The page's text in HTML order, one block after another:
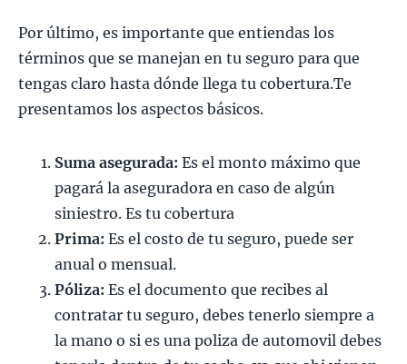
Por último, es importante que entiendas los
términos que se manejan en tu seguro para que
tengas claro hasta dónde llega tu cobertura.Te
presentamos los aspectos básicos.
Suma asegurada: Es el monto máximo que
pagará la aseguradora en caso de algún
siniestro. Es tu cobertura
Prima: Es el costo de tu seguro, puede ser
anual o mensual.
Póliza: Es el documento que recibes al
contratar tu seguro, debes tenerlo siempre a
la mano o si es una poliza de automovil debes